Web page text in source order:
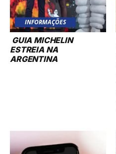
INFORMAÇÕES
GUIA MICHELIN
ESTREIA NA
ARGENTINA